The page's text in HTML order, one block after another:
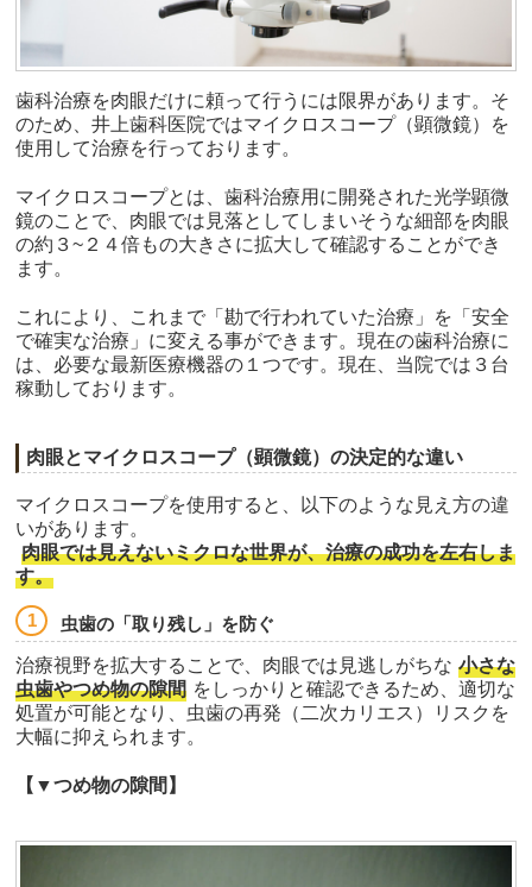
歯科治療を肉眼だけに頼って行うには限界があります。そ
のため、井上歯科医院ではマイクロスコープ（顕微鏡）を
使用して治療を行っております。
マイクロスコープとは、歯科治療用に開発された光学顕微
鏡のことで、肉眼では見落としてしまいそうな細部を肉眼
の約３~２４倍もの大きさに拡大して確認することができ
ます。
これにより、これまで「勘で行われていた治療」を「安全
で確実な治療」に変える事ができます。現在の歯科治療に
は、必要な最新医療機器の１つです。現在、当院では３台
稼動しております。
肉眼とマイクロスコープ（顕微鏡）の決定的な違い
マイクロスコープを使用すると、以下のような見え方の違
いがあります。
肉眼では見えないミクロな世界が、治療の成功を左右しま
す。
虫歯の「取り残し」を防ぐ
治療視野を拡大することで、肉眼では見逃しがちな 小さな
虫歯やつめ物の隙間 をしっかりと確認できるため、適切な
処置が可能となり、虫歯の再発（二次カリエス）リスクを
大幅に抑えられます。
【▼つめ物の隙間】